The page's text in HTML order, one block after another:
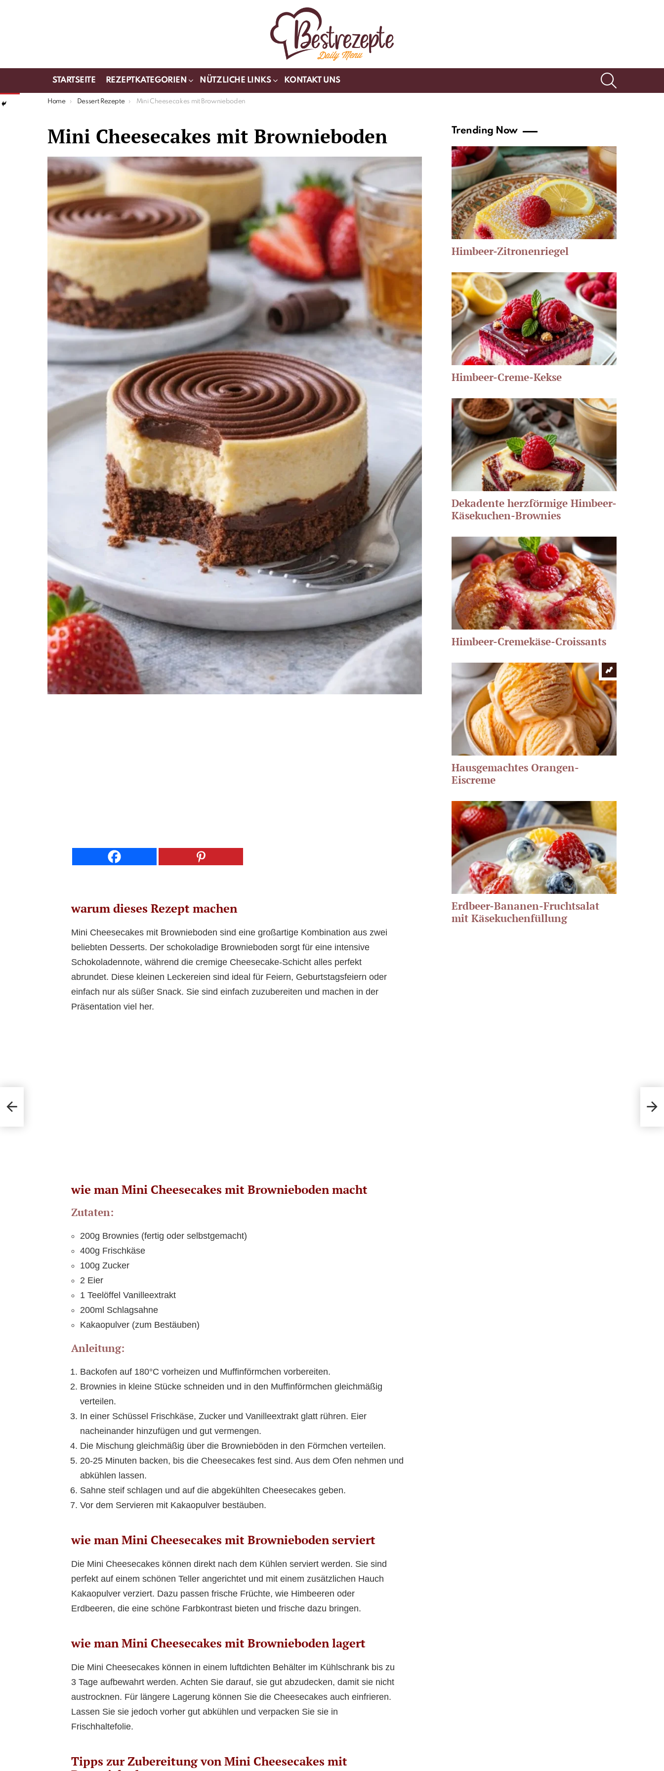
STARTSEITE REZEPTKATEGORIEN NÜTZLICHE LINKS KONTAKT UNS
You are here:
Home Dessert Rezepte Mini Cheesecakes mit Brownieboden
Mini Cheesecakes mit Brownieboden
warum dieses Rezept machen
Mini Cheesecakes mit Brownieboden sind eine großartige Kombination aus zwei
beliebten Desserts. Der schokoladige Brownieboden sorgt für eine intensive
Schokoladennote, während die cremige Cheesecake-Schicht alles perfekt
abrundet. Diese kleinen Leckereien sind ideal für Feiern, Geburtstagsfeiern oder
einfach nur als süßer Snack. Sie sind einfach zuzubereiten und machen in der
Präsentation viel her.
wie man Mini Cheesecakes mit Brownieboden macht
Zutaten:
200g Brownies (fertig oder selbstgemacht)
400g Frischkäse
100g Zucker
2 Eier
1 Teelöffel Vanilleextrakt
200ml Schlagsahne
Kakaopulver (zum Bestäuben)
Anleitung:
Backofen auf 180°C vorheizen und Muffinförmchen vorbereiten.
Brownies in kleine Stücke schneiden und in den Muffinförmchen gleichmäßig
verteilen.
In einer Schüssel Frischkäse, Zucker und Vanilleextrakt glatt rühren. Eier
nacheinander hinzufügen und gut vermengen.
Die Mischung gleichmäßig über die Brownieböden in den Förmchen verteilen.
20-25 Minuten backen, bis die Cheesecakes fest sind. Aus dem Ofen nehmen und
abkühlen lassen.
Sahne steif schlagen und auf die abgekühlten Cheesecakes geben.
Vor dem Servieren mit Kakaopulver bestäuben.
wie man Mini Cheesecakes mit Brownieboden serviert
Die Mini Cheesecakes können direkt nach dem Kühlen serviert werden. Sie sind
perfekt auf einem schönen Teller angerichtet und mit einem zusätzlichen Hauch
Kakaopulver verziert. Dazu passen frische Früchte, wie Himbeeren oder
Erdbeeren, die eine schöne Farbkontrast bieten und frische dazu bringen.
wie man Mini Cheesecakes mit Brownieboden lagert
Die Mini Cheesecakes können in einem luftdichten Behälter im Kühlschrank bis zu
3 Tage aufbewahrt werden. Achten Sie darauf, sie gut abzudecken, damit sie nicht
austrocknen. Für längere Lagerung können Sie die Cheesecakes auch einfrieren.
Lassen Sie sie jedoch vorher gut abkühlen und verpacken Sie sie in
Frischhaltefolie.
Tipps zur Zubereitung von Mini Cheesecakes mit
Trending Now
Himbeer-Zitronenriegel
Himbeer-Creme-Kekse
Dekadente herzförmige Himbeer-
Käsekuchen-Brownies
Himbeer-Cremekäse-Croissants
Hausgemachtes Orangen-
Eiscreme
Erdbeer-Bananen-Fruchtsalat
mit Käsekuchenfüllung